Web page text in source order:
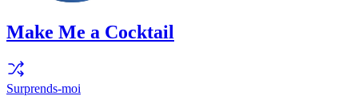
Make Me a Cocktail
Surprends-moi